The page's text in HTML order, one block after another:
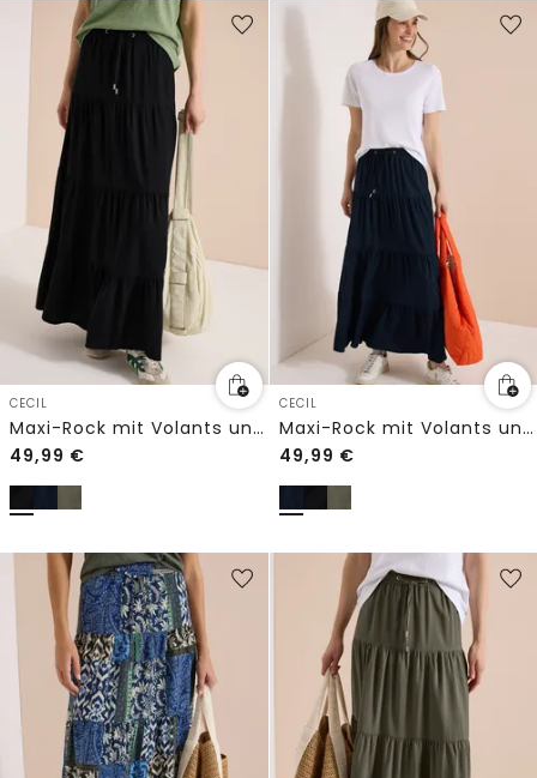
CECIL
Maxi-Rock mit Volants und Elastikbund
49,99 €
CECIL
Maxi-Rock mit Volants und Elastikbund
49,99 €